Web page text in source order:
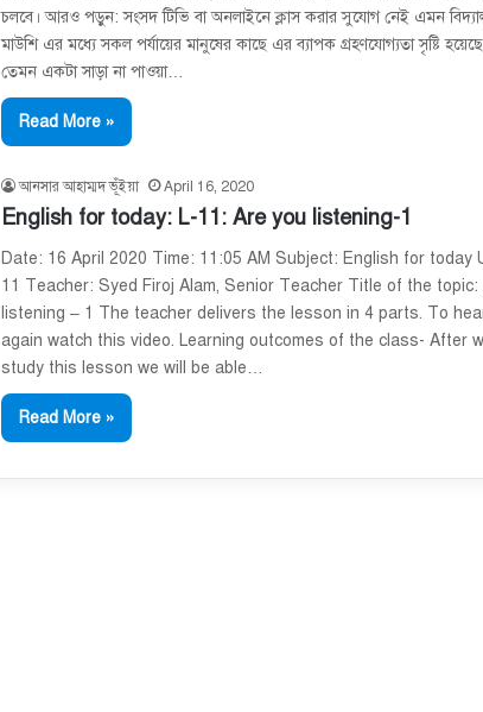
চলবে। আরও পড়ুন: সংসদ টিভি বা অনলাইনে ক্লাস করার সুযোগ নেই এমন
মাউশি এর মধ্যে সকল পর্যায়ের মানুষের কাছে এর ব্যাপক গ্রহণযোগ্যতা সৃষ্টি
তেমন একটা সাড়া না পাওয়া…
Read More »
আনসার আহাম্মদ ভূঁইয়া April 16, 2020
English for today: L-11: Are you listening-1
Date: 16 April 2020 Time: 11:05 AM Subject: English for today
11 Teacher: Syed Firoj Alam, Senior Teacher Title of the topic:
listening – 1 The teacher delivers the lesson in 4 parts. To
again watch this video. Learning outcomes of the class- After
study this lesson we will be able…
Read More »